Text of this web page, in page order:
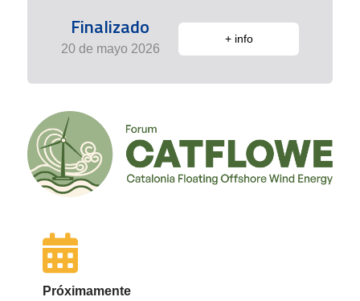
Finalizado
20 de mayo 2026
+ info
Próximamente